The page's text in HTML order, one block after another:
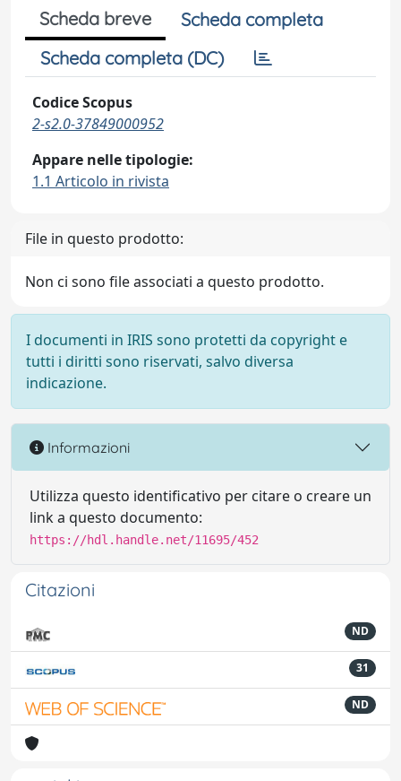
Scheda breve
Scheda completa
Scheda completa (DC)
Codice Scopus
2-s2.0-37849000952
Appare nelle tipologie:
1.1 Articolo in rivista
File in questo prodotto:
Non ci sono file associati a questo prodotto.
I documenti in IRIS sono protetti da copyright e
tutti i diritti sono riservati, salvo diversa
indicazione.
Informazioni
Utilizza questo identificativo per citare o creare un
link a questo documento:
https://hdl.handle.net/11695/452
Citazioni
ND
31
ND